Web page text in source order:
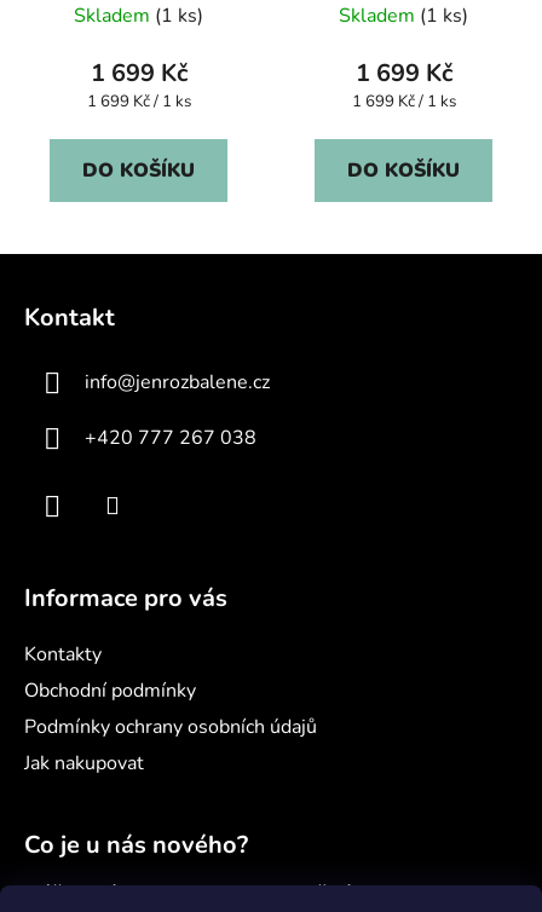
Skladem (1 ks)
1 699 Kč
Měrná
1 699 Kč / 1 ks
DO KOŠÍKU
Skladem (1 ks)
1 699 Kč
Měrná
1 699 Kč / 1 ks
DO KOŠÍKU
Kontakt
info@jenrozbalene.cz
+420 777 267 038
Informace pro vás
Kontakty
Obchodní podmínky
Podmínky ochrany osobních údajů
Jak nakupovat
Co je u nás nového?
Náš nový projekt: samoobslužný minimarket